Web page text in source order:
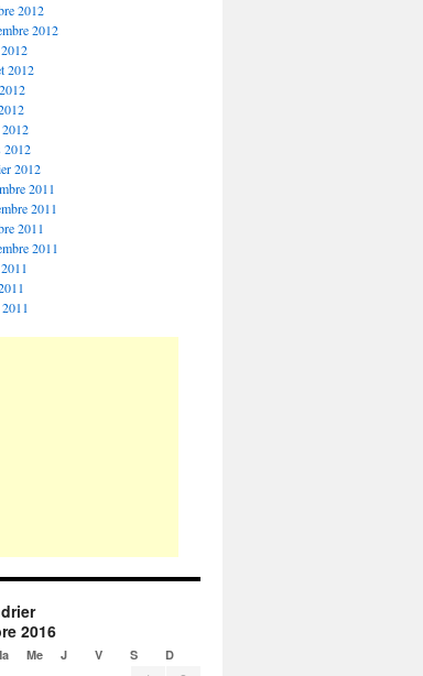
2012
2012
2012
2012
2012
2011
2011
2011
2011
2016
Me J V S D